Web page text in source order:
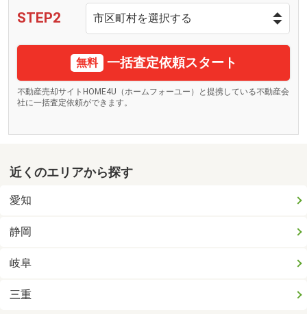
STEP2
無料 一括査定依頼スタート
不動産売却サイトHOME4U（ホームフォーユー）と提携している不動産会
社に一括査定依頼ができます。
近くのエリアから探す
愛知
静岡
岐阜
三重